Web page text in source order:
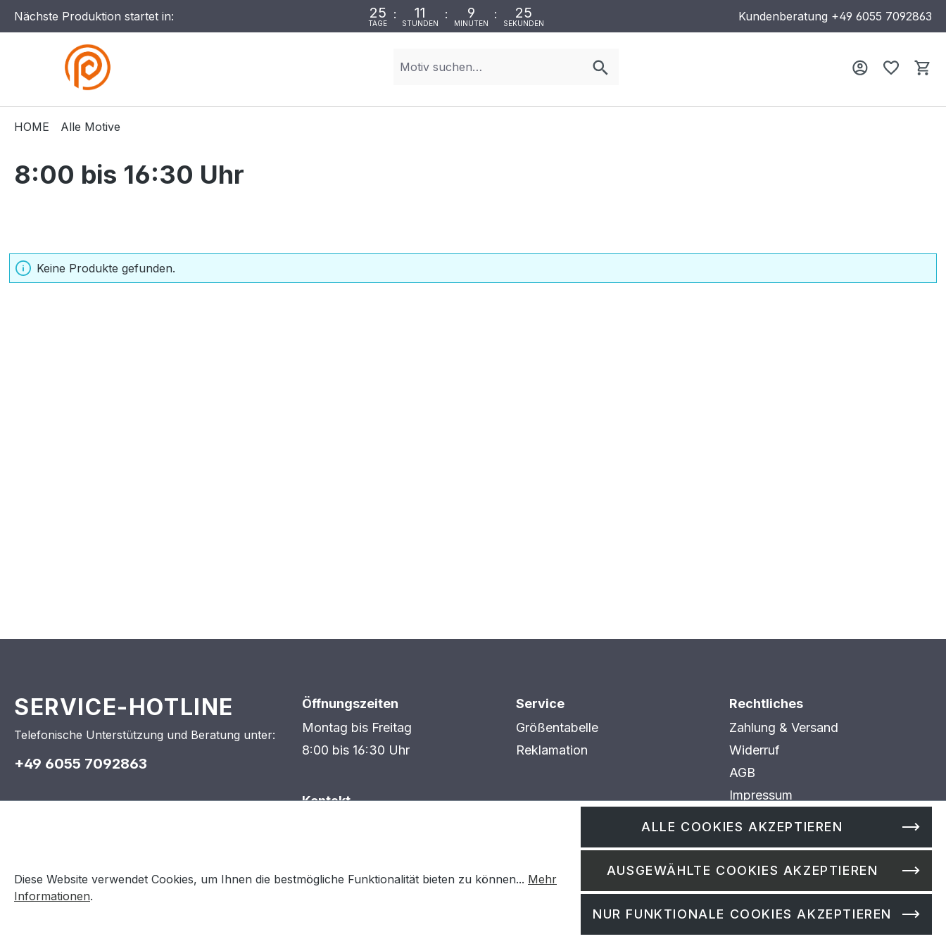
Nächste Produktion startet in: 25
TAGE
: 11
STUNDEN
: 9
MINUTEN
: 25
SEKUNDEN Kundenberatung +49 6055 7092863
HOME Alle Motive
8:00 bis 16:30 Uhr
Keine Produkte gefunden.
SERVICE-HOTLINE
Telefonische Unterstützung und Beratung unter:
+49 6055 7092863
WhatsApp:
Öffnungszeiten
Montag bis Freitag
8:00 bis 16:30 Uhr
Kontakt
info@paxbe.de
Service
Größentabelle
Reklamation
Rechtliches
Zahlung & Versand
Widerruf
AGB
Impressum
Diese Website verwendet Cookies, um Ihnen die bestmögliche Funktionalität bieten zu können... Mehr
Informationen.
ALLE COOKIES AKZEPTIEREN
AUSGEWÄHLTE COOKIES AKZEPTIEREN
NUR FUNKTIONALE COOKIES AKZEPTIEREN